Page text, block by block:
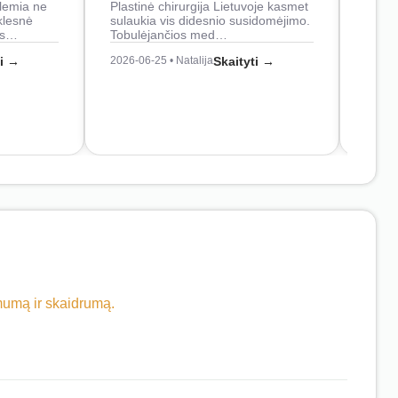
ne
→
Plastinė chirurgija Lietuvoje kasmet
sulaukia vis didesnio susidomėjimo.
Tobulėjančios med…
2026-06-25 • NatalijaSkaityti →
ir skaidrumą.